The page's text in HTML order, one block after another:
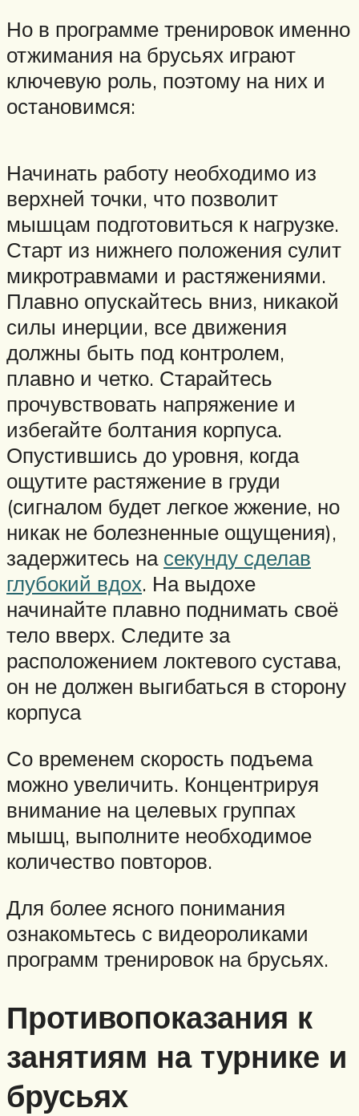
Но в программе тренировок именно
отжимания на брусьях играют
ключевую роль, поэтому на них и
остановимся:
Начинать работу необходимо из
верхней точки, что позволит
мышцам подготовиться к нагрузке.
Старт из нижнего положения сулит
микротравмами и растяжениями.
Плавно опускайтесь вниз, никакой
силы инерции, все движения
должны быть под контролем,
плавно и четко. Старайтесь
прочувствовать напряжение и
избегайте болтания корпуса.
Опустившись до уровня, когда
ощутите растяжение в груди
(сигналом будет легкое жжение, но
никак не болезненные ощущения),
задержитесь на секунду сделав
глубокий вдох. На выдохе
начинайте плавно поднимать своё
тело вверх. Следите за
расположением локтевого сустава,
он не должен выгибаться в сторону
корпуса
Со временем скорость подъема
можно увеличить. Концентрируя
внимание на целевых группах
мышц, выполните необходимое
количество повторов.
Для более ясного понимания
ознакомьтесь с видеороликами
программ тренировок на брусьях.
Противопоказания к
занятиям на турнике и
брусьях